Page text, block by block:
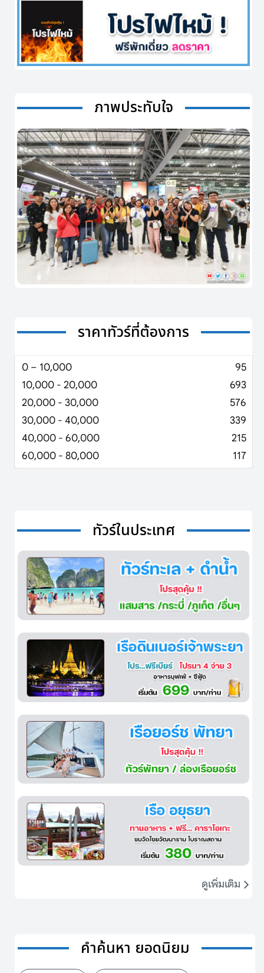
ภาพประทับใจ
ราคาทัวร์ที่ต้องการ
0 – 10,000
95
10,000 - 20,000
693
20,000 - 30,000
576
30,000 - 40,000
339
40,000 - 60,000
215
60,000 - 80,000
117
ทัวร์ในประเทศ
ดูเพิ่มเติม
คำค้นหา ยอดนิยม